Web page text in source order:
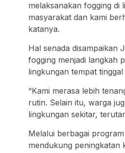
melaksanakan fogging di
masyarakat dan kami
katanya.
Hal senada disampaikan
fogging menjadi langkah
lingkungan tempat tinggal
“Kami merasa lebih
rutin. Selain itu, warga
lingkungan sekitar,
Melalui berbagai
mendukung peningkatan